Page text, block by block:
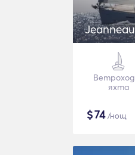
яхта
$74/нощ